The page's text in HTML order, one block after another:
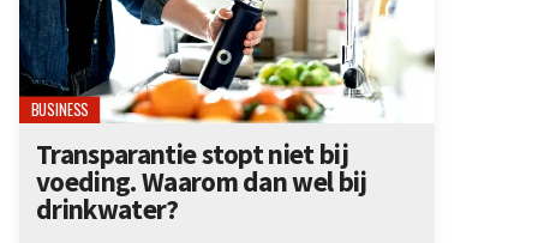
BUSINESS
Transparantie stopt niet bij
voeding. Waarom dan wel bij
drinkwater?